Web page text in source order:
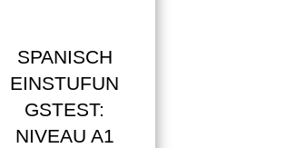
SPANISCH
EINSTUFUN
GSTEST:
NIVEAU A1